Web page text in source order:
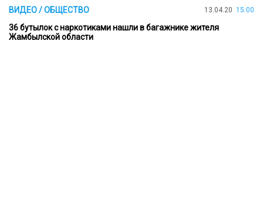
ВИДЕО / ОБЩЕСТВО 13.04.20 15:00
36 бутылок с наркотиками нашли в багажнике жителя
Жамбылской области